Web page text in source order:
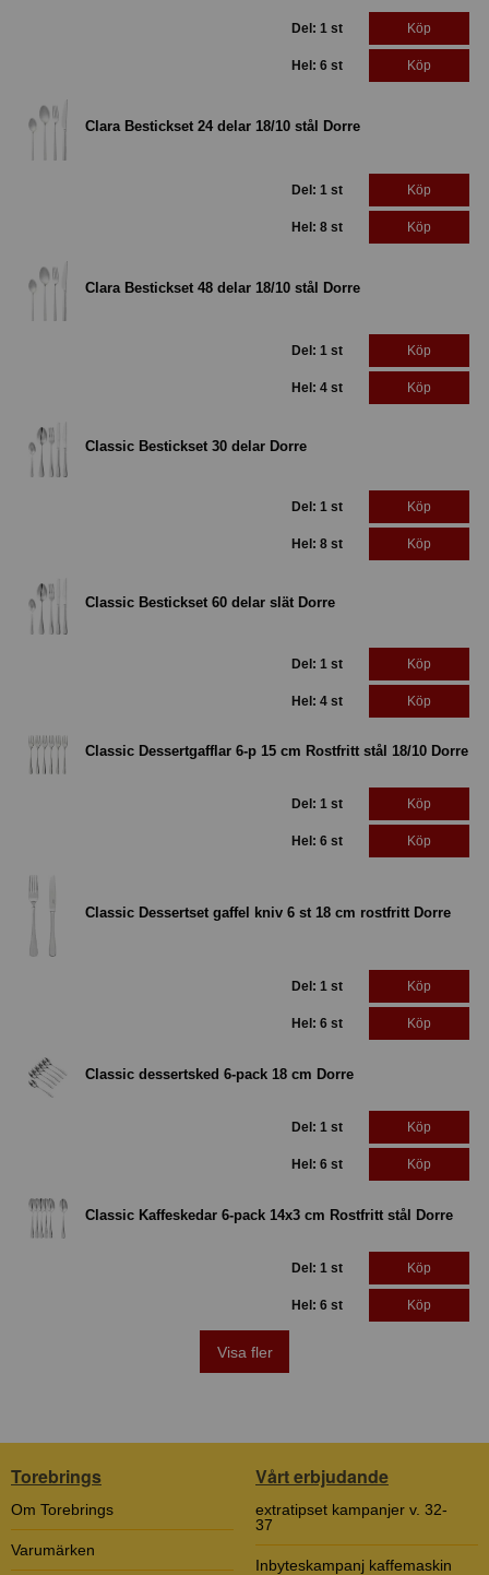
Del: 1 st Köp
Hel: 6 st Köp
Clara Bestickset 24 delar 18/10 stål Dorre
Del: 1 st Köp
Hel: 8 st Köp
Clara Bestickset 48 delar 18/10 stål Dorre
Del: 1 st Köp
Hel: 4 st Köp
Classic Bestickset 30 delar Dorre
Del: 1 st Köp
Hel: 8 st Köp
Classic Bestickset 60 delar slät Dorre
Del: 1 st Köp
Hel: 4 st Köp
Classic Dessertgafflar 6-p 15 cm Rostfritt stål 18/10 Dorre
Del: 1 st Köp
Hel: 6 st Köp
Classic Dessertset gaffel kniv 6 st 18 cm rostfritt Dorre
Del: 1 st Köp
Hel: 6 st Köp
Classic dessertsked 6-pack 18 cm Dorre
Del: 1 st Köp
Hel: 6 st Köp
Classic Kaffeskedar 6-pack 14x3 cm Rostfritt stål Dorre
Del: 1 st Köp
Hel: 6 st Köp
Visa fler
Torebrings
Om Torebrings
Varumärken
Vårt erbjudande
extratipset kampanjer v. 32-
37
Inbyteskampanj kaffemaskin